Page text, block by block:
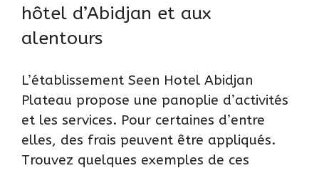
hôtel d’Abidjan et aux
alentours
L’établissement Seen Hotel Abidjan
Plateau propose une panoplie d’activités
et les services. Pour certaines d’entre
elles, des frais peuvent être appliqués.
Trouvez quelques exemples de ces